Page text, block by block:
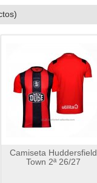
Camiseta Huddersfield
Town 2ª 26/27